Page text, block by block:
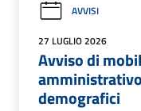
AVVISI
27 LUGLIO 2026
Avviso di
demografici